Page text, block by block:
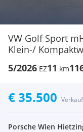
VW Golf Sport
Klein-/
5/2026 EZ11 km
€ 35.500
Porsche Wien